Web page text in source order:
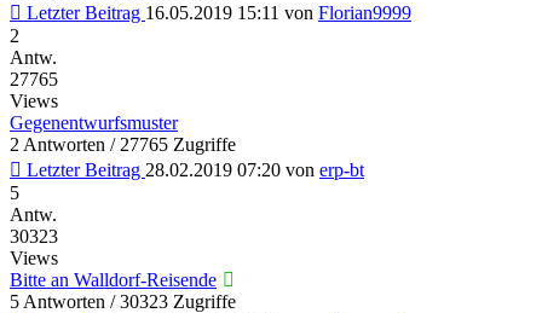
Letzter Beitrag 16.05.2019 15:11 von Florian9999
2
Antw.
27765
Views
Gegenentwurfsmuster
2 Antworten / 27765 Zugriffe
Letzter Beitrag 28.02.2019 07:20 von erp-bt
5
Antw.
30323
Views
Bitte an Walldorf-Reisende
5 Antworten / 30323 Zugriffe